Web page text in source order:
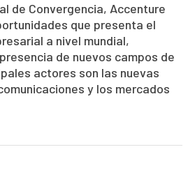
de Convergencia, Accenture
que presenta el
a nivel mundial,
de nuevos campos de
actores son las nuevas
y los mercados